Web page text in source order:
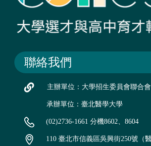
聯絡我們
主辦單位：大學招生委員會聯合會
承辦單位：臺北醫學大學
(02)2736-1661 分機8602、8604
110 臺北市信義區吳興街250號（